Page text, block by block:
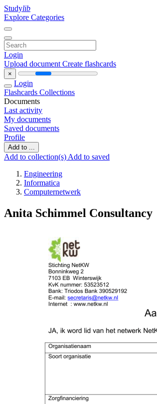
Studylib
Explore Categories
Login
Upload document Create flashcards
×
Login
Flashcards Collections
Documents
Last activity
My documents
Saved documents
Profile
Add to ...
Add to collection(s) Add to saved
Engineering
Informatica
Computernetwerk
Anita Schimmel Consultancy